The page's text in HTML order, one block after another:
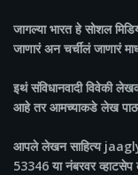
जागल्या भारतहे सोशल
जाणारं अन चर्चीलं जाणारं
इथं संविधानवादी विवेकी
आहे तर आमच्याकडे लेख
आपले लेखन साहित्य
53346 या नंबरवर व्हाटसेप